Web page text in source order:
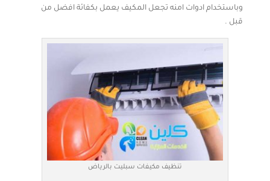
وباستخدام ادوات امنه تجعل المكيف يعمل بكفائة افضل من
قبل .
تنظيف مكيفات سبليت بالرياض